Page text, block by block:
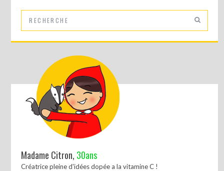
Madame Citron, 30ans
Créatrice pleine d'idées dopée a la vitamine C !